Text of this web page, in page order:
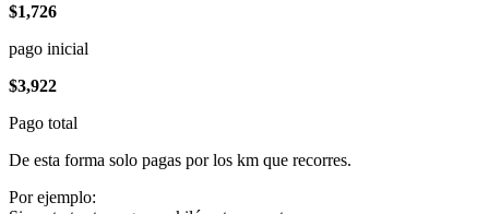
$1,726
pago inicial
$3,922
Pago total
De esta forma solo pagas por los km que recorres.
Por ejemplo: